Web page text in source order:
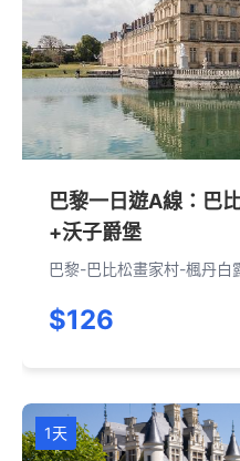
巴黎一日遊A線：巴
+沃子爵堡
巴黎-巴比松畫家村-楓丹白
$126
1天